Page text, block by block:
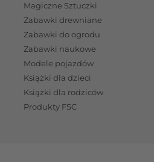
Magiczne Sztuczki
Zabawki drewniane
Zabawki do ogrodu
Zabawki naukowe
Modele pojazdów
Książki dla dzieci
Książki dla rodziców
Produkty FSC